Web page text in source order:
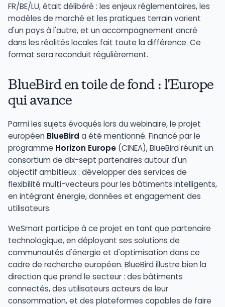
FR/BE/LU, était délibéré : les enjeux réglementaires, les
modèles de marché et les pratiques terrain varient
d'un pays à l'autre, et un accompagnement ancré
dans les réalités locales fait toute la différence. Ce
format sera reconduit régulièrement.
BlueBird en toile de fond : l'Europe
qui avance
Parmi les sujets évoqués lors du webinaire, le projet
européen BlueBird a été mentionné. Financé par le
programme Horizon Europe (CINEA), BlueBird réunit un
consortium de dix-sept partenaires autour d'un
objectif ambitieux : développer des services de
flexibilité multi-vecteurs pour les bâtiments intelligents,
en intégrant énergie, données et engagement des
utilisateurs.
WeSmart participe à ce projet en tant que partenaire
technologique, en déployant ses solutions de
communautés d'énergie et d'optimisation dans ce
cadre de recherche européen. BlueBird illustre bien la
direction que prend le secteur : des bâtiments
connectés, des utilisateurs acteurs de leur
consommation, et des plateformes capables de faire